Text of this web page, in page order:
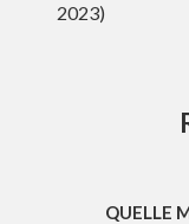
2023)
QUELLE